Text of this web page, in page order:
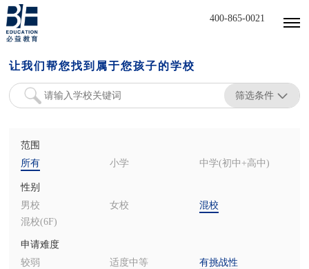
400-865-0021
让我们帮您找到属于您孩子的学校
筛选条件
范围
所有
小学 中学(初中+高中)
性别
男校
女校
混校
混校(6F)
申请难度
较弱
适度中等
有挑战性